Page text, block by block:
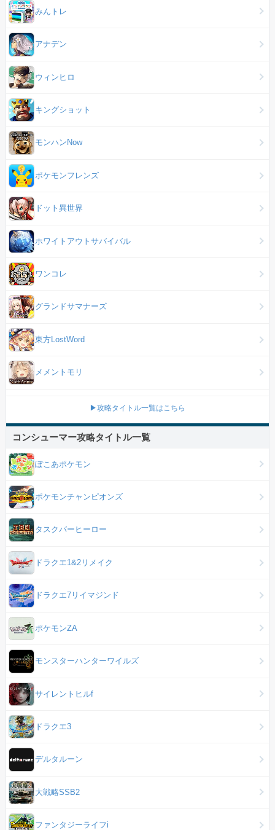
みんトレ
アナデン
ウィンヒロ
キングショット
モンハンNow
ポケモンフレンズ
ドット異世界
ホワイトアウトサバイバル
ワンコレ
グランドサマナーズ
東方LostWord
メメントモリ
▶攻略タイトル一覧はこちら
コンシューマー攻略タイトル一覧
ぽこあポケモン
ポケモンチャンピオンズ
タスクバーヒーロー
ドラクエ1&2リメイク
ドラクエ7リイマジンド
ポケモンZA
モンスターハンターワイルズ
サイレントヒルf
ドラクエ3
デルタルーン
大戦略SSB2
ファンタジーライフi